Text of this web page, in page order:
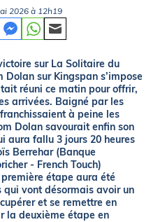
2026 à 12h19
sur La Solitaire du
Dolan sur Kingspan s’impose
réuni ce matin pour offrir,
arrivées. Baigné par les
à peine les
Dolan savourait enfin son
aura fallu 3 jours 20 heures
Berrehar (Banque
- French Touch)
étape aura été
vont désormais avoir un
et se remettre en
la deuxième étape en